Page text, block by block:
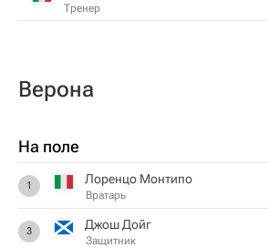
Тренер
Верона
На поле
1 Лоренцо Монтипо
Вратарь
3 Джош Дойг
Защитник